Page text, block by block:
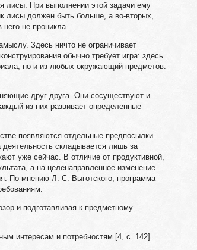
лисы. При выполнении этой задачи ему
лисы должен быть больше, а во-вторых,
не проникла.
Здесь ничто не ограничивает
обычно требует игра: здесь
но и из любых окружающий предметов:
друг друга. Они сосуществуют и
из них развивает определенные
появляются отдельные предпосылки
складывается лишь за
уже сейчас. В отличие от продуктивной,
а на целенаправленное изменение
По мнению Л. С. Выготского, программа
и подготавливая к предметному
интересам и потребностям [4, с. 142].